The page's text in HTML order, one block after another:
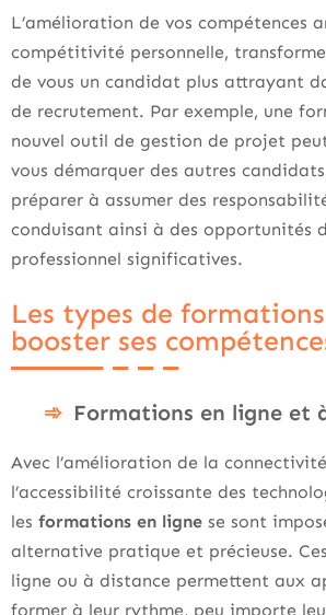
L’amélioration de vos compétences
compétitivité personnelle,
de vous un candidat plus attrayant
de recrutement. Par exemple, une
nouvel outil de gestion de projet
vous démarquer des autres
préparer à assumer des
conduisant ainsi à des opportunités
professionnel significatives.
Les types de
booster ses
Formations en ligne et
Avec l’amélioration de la
l’accessibilité croissante des
les formations en ligne se sont
alternative pratique et précieuse.
ligne ou à distance permettent aux
former à leur rythme, peu importe